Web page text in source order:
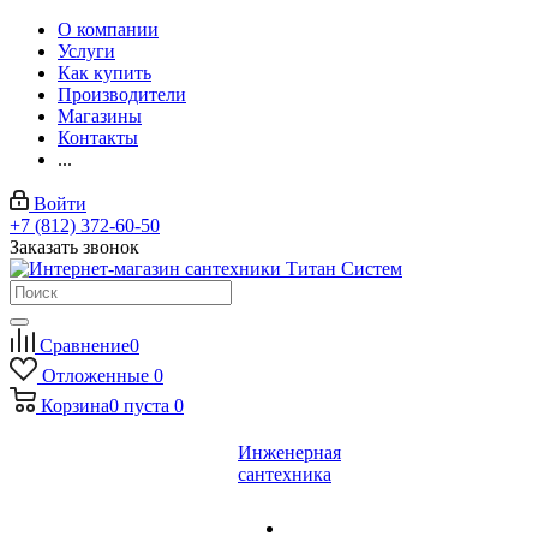
О компании
Услуги
Как купить
Производители
Магазины
Контакты
...
Войти
+7 (812) 372-60-50
Заказать звонок
Сравнение0
Отложенные 0
Корзина0 пуста 0
Инженерная
сантехника